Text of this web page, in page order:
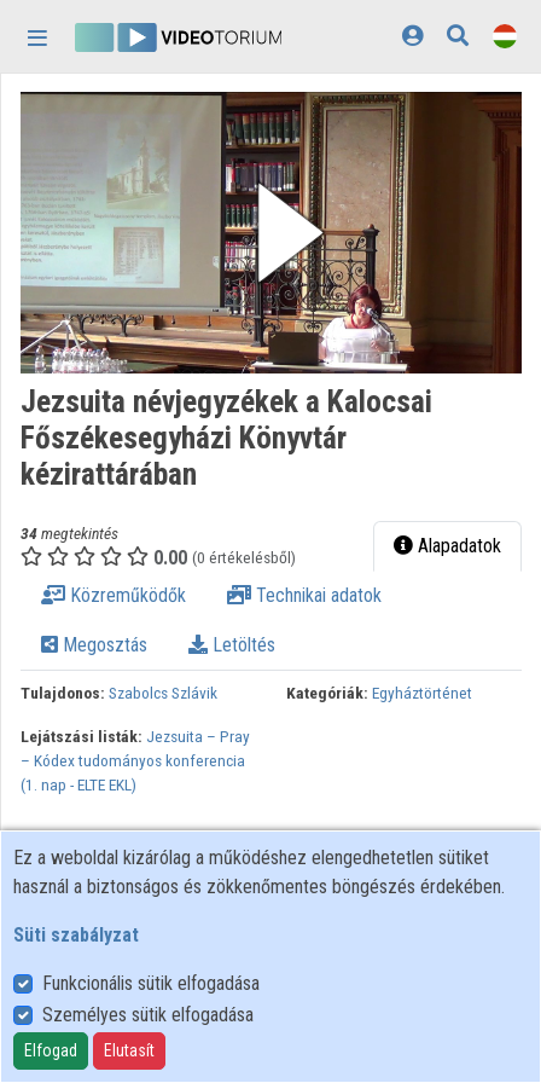
Bejelentkezés
Felfedezés
Kategóriák
Lejátszási listák
Intézmények
Közreműködők
Megjelenés:világos
Jezsuita névjegyzékek a Kalocsai
Főszékesegyházi Könyvtár
kézirattárában
34megtekintés
0.00 (0 értékelésből) Alapadatok
Közreműködők Technikai adatok
Megosztás Letöltés
Tulajdonos: Szabolcs Szlávik Kategóriák: Egyháztörténet
Lejátszási listák: Jezsuita – Pray
– Kódex tudományos konferencia
(1. nap - ELTE EKL)
Felhasználói szabályzat
Adatkezelési tájékoztató
Süti szabályzat
Ez a weboldal kizárólag a működéshez elengedhetetlen sütiket
használ a biztonságos és zökkenőmentes böngészés érdekében.
Süti szabályzat
Funkcionális sütik elfogadása
Személyes sütik elfogadása
Elfogad Elutasít